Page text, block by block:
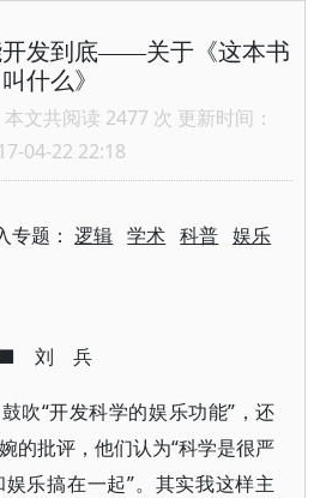
开发到底——关于《这本书
叫什么》
本文共阅读 2477 次 更新时间：
04-22 22:18
专题：逻辑 学术 科普 娱乐
刘 兵
“开发科学的娱乐功能”，还
的批评，他们认为“科学是很严
乐搞在一起”。其实我这样主